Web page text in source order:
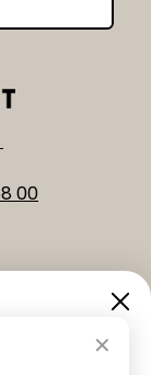
00
Informasjon
✕
og